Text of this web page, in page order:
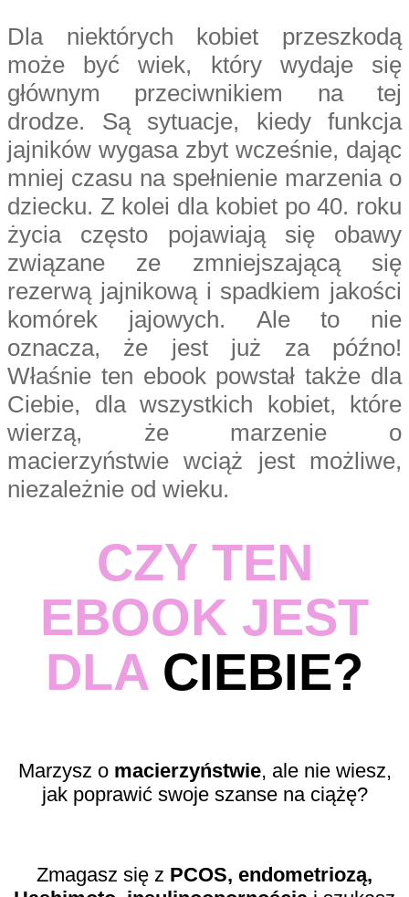
Dla niektórych kobiet przeszkodą
może być wiek, który wydaje się
głównym przeciwnikiem na tej
drodze. Są sytuacje, kiedy funkcja
jajników wygasa zbyt wcześnie, dając
mniej czasu na spełnienie marzenia o
dziecku. Z kolei dla kobiet po 40. roku
życia często pojawiają się obawy
związane ze zmniejszającą się
rezerwą jajnikową i spadkiem jakości
komórek jajowych. Ale to nie
oznacza, że jest już za późno!
Właśnie ten ebook powstał także dla
Ciebie, dla wszystkich kobiet, które
wierzą, że marzenie o
macierzyństwie wciąż jest możliwe,
niezależnie od wieku.
CZY TEN
EBOOK JEST
DLA CIEBIE?
Marzysz o macierzyństwie, ale nie wiesz,
jak poprawić swoje szanse na ciążę?
Zmagasz się z PCOS, endometriozą,